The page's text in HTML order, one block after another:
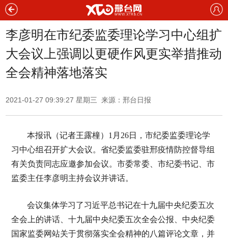
李彦明在市纪委监委理论学习中心组扩
大会议上强调以更硬作风更实举措推动
全会精神落地落实
2021-01-27 09:39:27 星期三 来源：邢台日报
本报讯（记者王露橦）1月26日，市纪委监委理论学
习中心组召开扩大会议。省纪委监委驻邢疫情防控督导组
有关负责同志应邀参加会议。市委常委、市纪委书记、市
监委主任李彦明主持会议并讲话。
会议集体学习了习近平总书记在十九届中央纪委五次
全会上的讲话、十九届中央纪委五次全会公报、中央纪委
国家监委网站关于贯彻落实全会精神的八篇评论文章，并